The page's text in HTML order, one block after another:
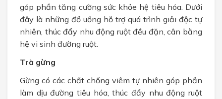
góp phần tăng cường sức khỏe hệ tiêu hóa. Dưới
đây là những đồ uống hỗ trợ quá trình giải độc tự
nhiên, thúc đẩy nhu động ruột đều đặn, cân bằng
hệ vi sinh đường ruột.
Trà gừng
Gừng có các chất chống viêm tự nhiên góp phần
làm dịu đường tiêu hóa, thúc đẩy nhu động ruột